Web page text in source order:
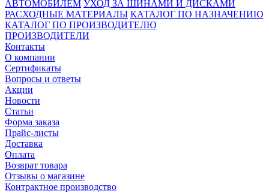
АВТОМОБИЛЕМ УХОД ЗА ШИНАМИ И ДИСКАМИ
РАСХОДНЫЕ МАТЕРИАЛЫ КАТАЛОГ ПО НАЗНАЧЕНИЮ
КАТАЛОГ ПО ПРОИЗВОДИТЕЛЮ
ПРОИЗВОДИТЕЛИ
Контакты
О компании
Сертификаты
Вопросы и ответы
Акции
Новости
Статьи
Форма заказа
Прайс-листы
Доставка
Оплата
Возврат товара
Отзывы о магазине
Контрактное производство